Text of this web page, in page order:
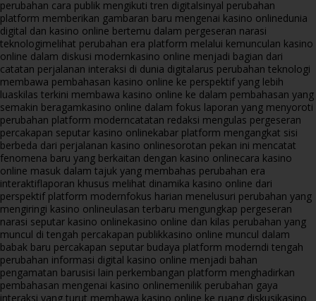
perubahan cara publik mengikuti tren digitalsinyal perubahan
platform memberikan gambaran baru mengenai kasino onlinedunia
digital dan kasino online bertemu dalam pergeseran narasi
teknologimelihat perubahan era platform melalui kemunculan kasino
online dalam diskusi modernkasino online menjadi bagian dari
catatan perjalanan interaksi di dunia digitalarus perubahan teknologi
membawa pembahasan kasino online ke perspektif yang lebih
luaskilas terkini membawa kasino online ke dalam pembahasan yang
semakin beragamkasino online dalam fokus laporan yang menyoroti
perubahan platform moderncatatan redaksi mengulas pergeseran
percakapan seputar kasino onlinekabar platform mengangkat sisi
berbeda dari perjalanan kasino onlinesorotan pekan ini mencatat
fenomena baru yang berkaitan dengan kasino onlinecara kasino
online masuk dalam tajuk yang membahas perubahan era
interaktiflaporan khusus melihat dinamika kasino online dari
perspektif platform modernfokus harian menelusuri perubahan yang
mengiringi kasino onlineulasan terbaru mengungkap pergeseran
narasi seputar kasino onlinekasino online dan kilas perubahan yang
muncul di tengah percakapan publikkasino online muncul dalam
babak baru percakapan seputar budaya platform moderndi tengah
perubahan informasi digital kasino online menjadi bahan
pengamatan barusisi lain perkembangan platform menghadirkan
pembahasan mengenai kasino onlinemenilik perubahan gaya
interaksi yang turut membawa kasino online ke ruang diskusikasino